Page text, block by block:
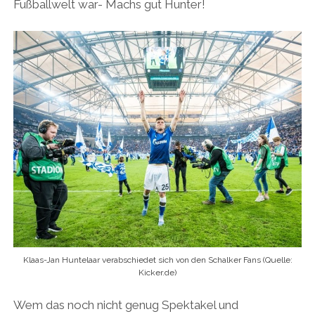
Fußballwelt war- Machs gut Hunter!
Klaas-Jan Huntelaar verabschiedet sich von den Schalker Fans (Quelle:
Kicker.de)
Wem das noch nicht genug Spektakel und